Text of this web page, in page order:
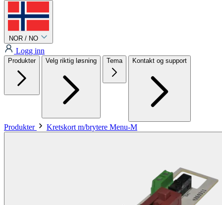
NOR / NO
Logg inn
Produkter Velg riktig løsning Tema Kontakt og support
Produkter Kretskort m/brytere Menu-M